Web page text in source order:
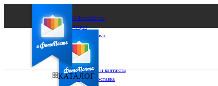
О ФотоПочте
Акции
Сделаем за вас
Бизнесу
FAQ
Франшиза
Поддержка и контакты
Оплата и доставка
КАТАЛОГ